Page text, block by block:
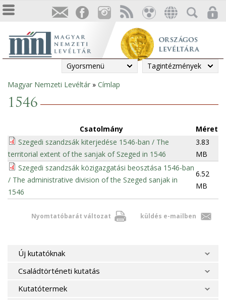
Gyorsmenü Tagintézmények
Jelenlegi
hely
Magyar Nemzeti Levéltár » Címlap
1546
Csatolmány
Méret
Szegedi szandzsák kiterjedése 1546-ban / The
territorial extent of the sanjak of Szeged in 1546
3.83
MB
Szegedi szandzsák közigazgatási beosztása 1546-ban
/ The administrative division of the Szeged sanjak in
1546
6.52
MB
Nyomtatóbarát változat küldés e-mailben
Új kutatóknak
Családtörténeti kutatás
Kutatótermek